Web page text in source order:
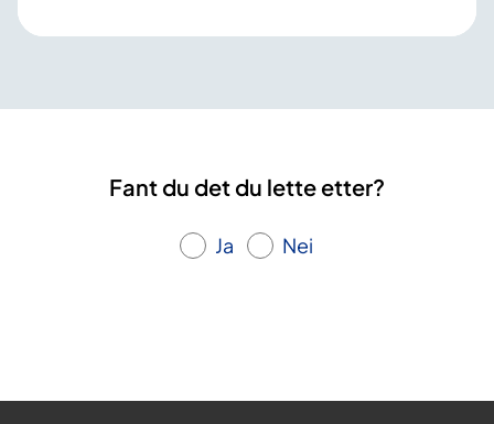
Fant du det du lette etter?
Ja Nei